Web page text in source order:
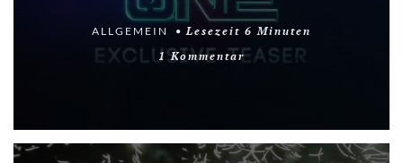
ALLGEMEIN Lesezeit 6 Minuten
1 Kommentar